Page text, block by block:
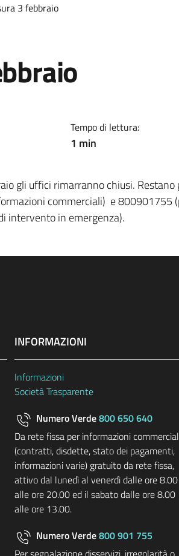
3 febbraio
Tempo di lettura:
1 min
gli uffici rimarranno chiusi.
commerciali) e 800901755
intervento in emergenza).
INFORMAZIONI
Informazioni
Società Trasparente
Numero Verde800 650 640
Da rete fissa per informazioni
(contratti, disdette, stato dei pagamenti,
informazioni varie) gratuito da rete fissa,
attivo dal lunedì al venerdì dalle ore 8.00
alle ore 20.00 ed il sabato dalle ore 8.00
alle ore 13.00.
Numero Verde800 901 755